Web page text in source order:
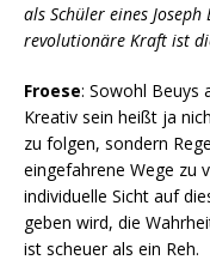
als Schüler eines Joseph
revolutionäre Kraft ist
Froese: Sowohl Beuys
Kreativ sein heißt ja
zu folgen, sondern
eingefahrene Wege zu
individuelle Sicht auf
geben wird, die
ist scheuer als ein Reh.